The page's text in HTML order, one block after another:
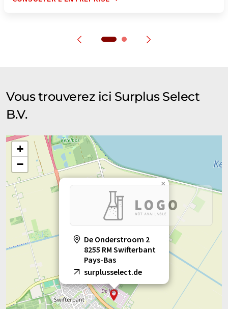
Vous trouverez ici Surplus Select
B.V.
De Onderstroom 2
8255 RM Swifterbant
Pays-Bas
surplusselect.de
×
+
−